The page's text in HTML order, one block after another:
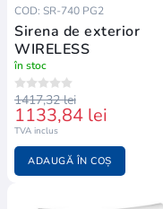
COD: SR-740 PG2
Sirena de exterior
WIRELESS
în stoc
1417,32 lei
1133,84 lei
TVA inclus
ADAUGĂ ÎN COȘ